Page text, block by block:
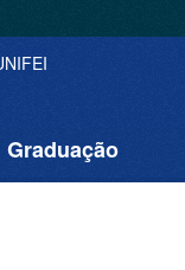
Graduação